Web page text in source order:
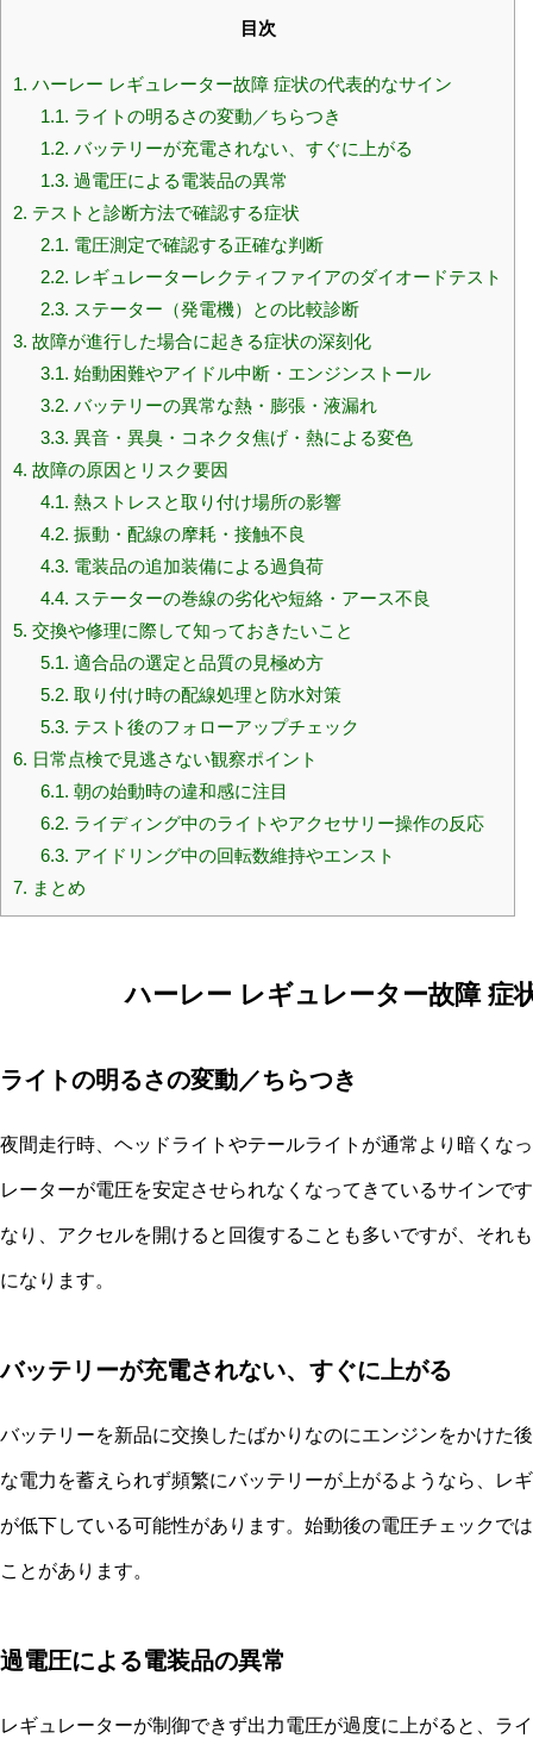
目次
1. ハーレー レギュレーター故障 症状の代表的なサイン
1.1. ライトの明るさの変動／ちらつき
1.2. バッテリーが充電されない、すぐに上がる
1.3. 過電圧による電装品の異常
2. テストと診断方法で確認する症状
2.1. 電圧測定で確認する正確な判断
2.2. レギュレーターレクティファイアのダイオードテスト
2.3. ステーター（発電機）との比較診断
3. 故障が進行した場合に起きる症状の深刻化
3.1. 始動困難やアイドル中断・エンジンストール
3.2. バッテリーの異常な熱・膨張・液漏れ
3.3. 異音・異臭・コネクタ焦げ・熱による変色
4. 故障の原因とリスク要因
4.1. 熱ストレスと取り付け場所の影響
4.2. 振動・配線の摩耗・接触不良
4.3. 電装品の追加装備による過負荷
4.4. ステーターの巻線の劣化や短絡・アース不良
5. 交換や修理に際して知っておきたいこと
5.1. 適合品の選定と品質の見極め方
5.2. 取り付け時の配線処理と防水対策
5.3. テスト後のフォローアップチェック
6. 日常点検で見逃さない観察ポイント
6.1. 朝の始動時の違和感に注目
6.2. ライディング中のライトやアクセサリー操作の反応
6.3. アイドリング中の回転数維持やエンスト
7. まとめ
ハーレー レギュレーター故障 症
ライトの明るさの変動／ちらつき
夜間走行時、ヘッドライトやテールライトが通常より暗くな
レーターが電圧を安定させられなくなってきているサインで
なり、アクセルを開けると回復することも多いですが、それ
になります。
バッテリーが充電されない、すぐに上がる
バッテリーを新品に交換したばかりなのにエンジンをかけた
な電力を蓄えられず頻繁にバッテリーが上がるようなら、レ
が低下している可能性があります。始動後の電圧チェックで
ことがあります。
過電圧による電装品の異常
レギュレーターが制御できず出力電圧が過度に上がると、ラ